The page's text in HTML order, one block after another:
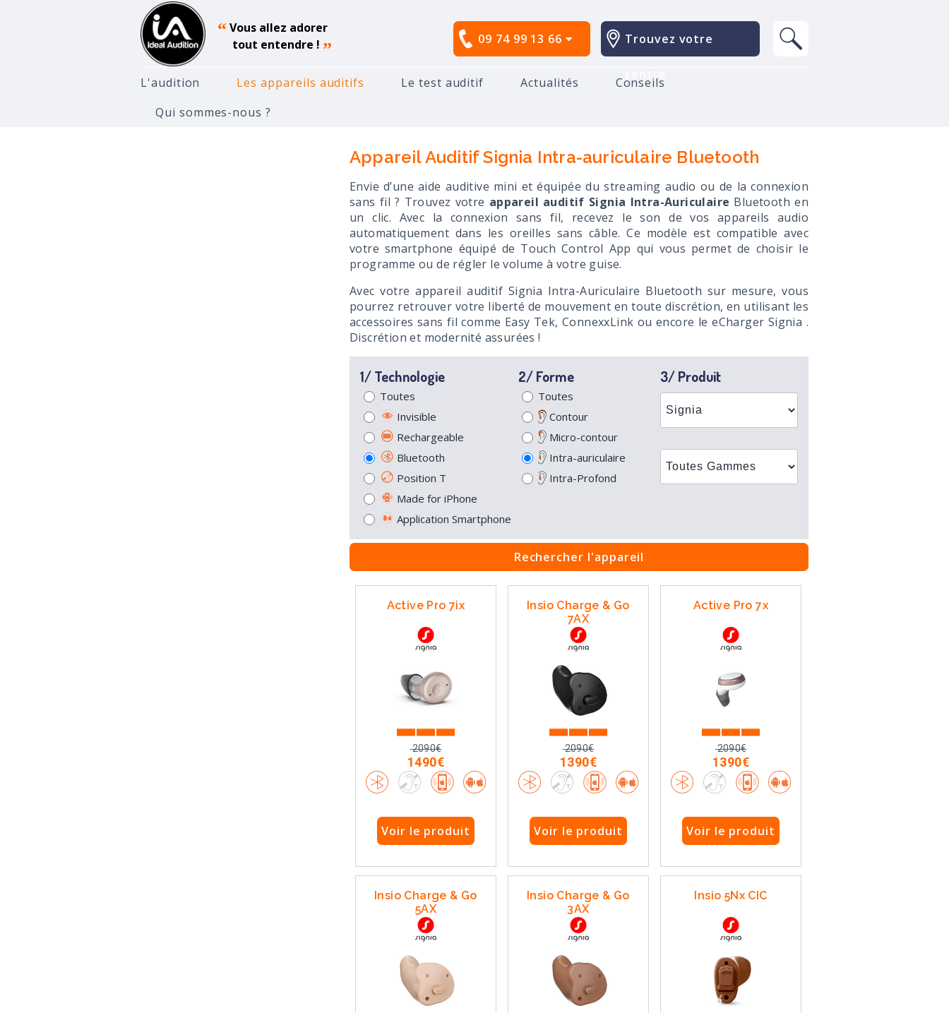
Trouvez votre
09 74 99 13 66
“Vous allez adorer
tout entendre ! ”
L'audition Les appareils auditifs Le test auditif Actualités
Conseils
Qui sommes-nous ?
Accueil Appareils Auditifs
Appareil Auditif Signia Intra-auriculaire Bluetooth
Envie d’une aide auditive mini et équipée du streaming audio ou de la connexion
sans fil ? Trouvez votre appareil auditif Signia Intra-Auriculaire Bluetooth en
un clic. Avec la connexion sans fil, recevez le son de vos appareils audio
automatiquement dans les oreilles sans câble. Ce modèle est compatible avec
votre smartphone équipé de Touch Control App qui vous permet de choisir le
programme ou de régler le volume à votre guise.
Avec votre appareil auditif Signia Intra-Auriculaire Bluetooth sur mesure, vous
pourrez retrouver votre liberté de mouvement en toute discrétion, en utilisant les
accessoires sans fil comme Easy Tek, ConnexxLink ou encore le eCharger Signia .
Discrétion et modernité assurées !
1/ Technologie
Toutes
Invisible
Rechargeable
Bluetooth
Position T
Made for iPhone
Application Smartphone
2/ Forme
Toutes
Contour
Micro-contour
Intra-auriculaire
Intra-Profond
3/ Produit
Rechercher l'appareil
Active Pro 7ix
2090€
1490€
Voir le produit
Insio Charge & Go
7AX
2090€
1390€
Voir le produit
Active Pro 7x
2090€
1390€
Voir le produit
Insio Charge & Go
5AX
Insio Charge & Go
3AX
Insio 5Nx CIC